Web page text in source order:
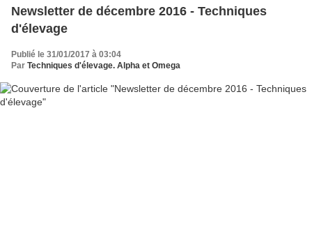
Newsletter de décembre 2016 - Techniques
d'élevage
Publié le 31/01/2017 à 03:04
Par Techniques d'élevage. Alpha et Omega